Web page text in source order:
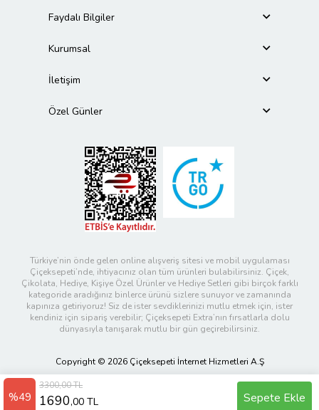
%49
3300,00 TL
1690,00 TL Sepete Ekle
Faydalı Bilgiler
Kurumsal
İletişim
Özel Günler
Türkiye’nin önde gelen online alışveriş sitesi ve mobil uygulaması
Çiçeksepeti’nde, ihtiyacınız olan tüm ürünleri bulabilirsiniz. Çiçek,
Çikolata, Hediye, Kişiye Özel Ürünler ve Hediye Setleri gibi birçok farklı
kategoride aradığınız binlerce ürünü sizlere sunuyor ve zamanında
kapınıza getiriyoruz! Siz de ister sevdiklerinizi mutlu etmek için, ister
kendiniz için sipariş verebilir; Çiçeksepeti Extra’nın fırsatlarla dolu
dünyasıyla tanışarak mutlu bir gün geçirebilirsiniz.
Copyright © 2026 Çiçeksepeti İnternet Hizmetleri A.Ş